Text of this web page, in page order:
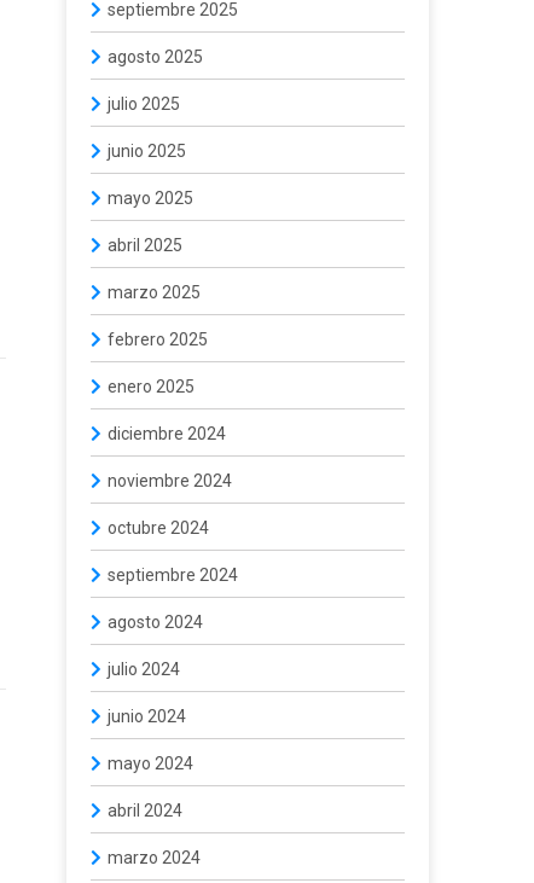
septiembre 2025
agosto 2025
julio 2025
junio 2025
mayo 2025
abril 2025
marzo 2025
febrero 2025
enero 2025
diciembre 2024
noviembre 2024
octubre 2024
septiembre 2024
agosto 2024
julio 2024
junio 2024
mayo 2024
abril 2024
marzo 2024